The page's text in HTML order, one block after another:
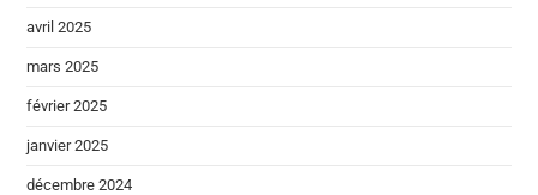
avril 2025
mars 2025
février 2025
janvier 2025
décembre 2024